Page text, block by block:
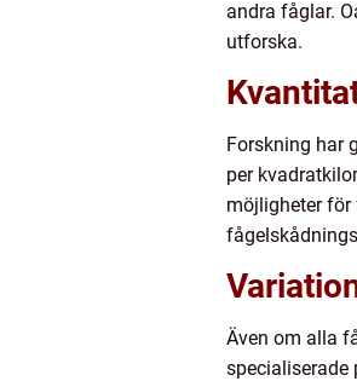
andra fåglar.
utforska.
Forskning har
per
möjligheter för
Även om alla
specialiserade